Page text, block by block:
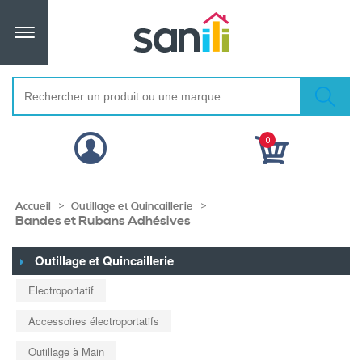
0
Accueil > Outillage et Quincaillerie >
Bandes et Rubans Adhésives
Outillage et Quincaillerie
Electroportatif
Accessoires électroportatifs
Outillage à Main